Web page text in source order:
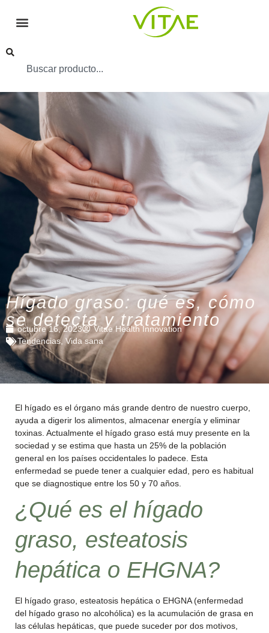
Hígado graso: qué es, cómo
se detecta y tratamiento
octubre 16, 2023
Vitae Health Innovation
Tendencias Vida sana
El hígado es el órgano más grande dentro de nuestro cuerpo,
ayuda a digerir los alimentos, almacenar energía y eliminar
toxinas. Actualmente el hígado graso está muy presente en la
sociedad y se estima que hasta un 25% de la población
general en los países occidentales lo padece. Esta
enfermedad se puede tener a cualquier edad, pero es habitual
que se diagnostique entre los 50 y 70 años.
¿Qué es el hígado
graso, esteatosis
hepática o EHGNA?
El hígado graso, esteatosis hepática o EHGNA (enfermedad
del hígado graso no alcohólica) es la acumulación de grasa en
las células hepáticas, que puede suceder por dos motivos,